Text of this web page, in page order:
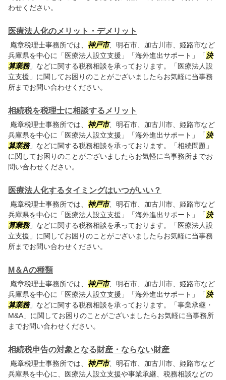
わせください。
医療法人化のメリット・デメリット
庵章税理士事務所では、 神戸市、明石市、加古川市、姫路市など
兵庫県を中心に「医療法人設立支援」「海外進出サポート」「 決
算業務」などに関する税務相談を承っております。「医療法人設
立支援」に関してお困りのことがございましたらお気軽に当事務
所までお問い合わせください。
相続税を税理士に相談するメリット
庵章税理士事務所では、 神戸市、明石市、加古川市、姫路市など
兵庫県を中心に「医療法人設立支援」「海外進出サポート」「 決
算業務」などに関する税務相談を承っております。「相続問題」
に関してお困りのことがございましたらお気軽に当事務所までお
問い合わせください。
医療法人化するタイミングはいつがいい？
庵章税理士事務所では、 神戸市、明石市、加古川市、姫路市など
兵庫県を中心に「医療法人設立支援」「海外進出サポート」「 決
算業務」などに関する税務相談を承っております。「医療法人設
立支援」に関してお困りのことがございましたらお気軽に当事務
所までお問い合わせください。
M＆Aの種類
庵章税理士事務所では、 神戸市、明石市、加古川市、姫路市など
兵庫県を中心に「医療法人設立支援」「海外進出サポート」「 決
算業務」などに関する税務相談を承っております。「事業承継・
M&A」に関してお困りのことがございましたらお気軽に当事務所
までお問い合わせください。
相続税申告の対象となる財産・ならない財産
庵章税理士事務所では、 神戸市、明石市、加古川市、姫路市など
兵庫県を中心に、医療法人設立支援や事業承継、税務相談などの